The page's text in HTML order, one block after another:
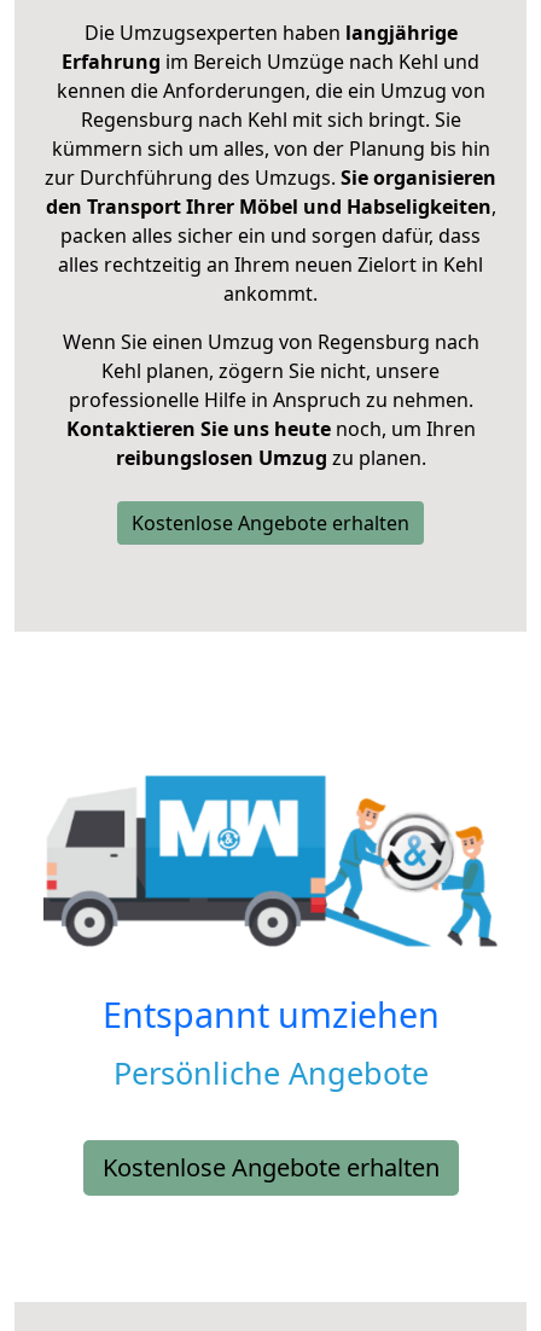
Die Umzugsexperten haben langjährige
Erfahrung im Bereich Umzüge nach Kehl und
kennen die Anforderungen, die ein Umzug von
Regensburg nach Kehl mit sich bringt. Sie
kümmern sich um alles, von der Planung bis hin
zur Durchführung des Umzugs. Sie organisieren
den Transport Ihrer Möbel und Habseligkeiten,
packen alles sicher ein und sorgen dafür, dass
alles rechtzeitig an Ihrem neuen Zielort in Kehl
ankommt.
Wenn Sie einen Umzug von Regensburg nach
Kehl planen, zögern Sie nicht, unsere
professionelle Hilfe in Anspruch zu nehmen.
Kontaktieren Sie uns heutenoch, um Ihren
reibungslosen Umzug zu planen.
Kostenlose Angebote erhalten
Entspannt umziehen
Persönliche Angebote
Kostenlose Angebote erhalten